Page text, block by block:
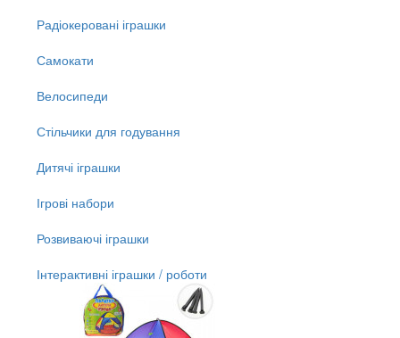
Радіокеровані іграшки
Самокати
Велосипеди
Стільчики для годування
Дитячі іграшки
Ігрові набори
Розвиваючі іграшки
Інтерактивні іграшки / роботи